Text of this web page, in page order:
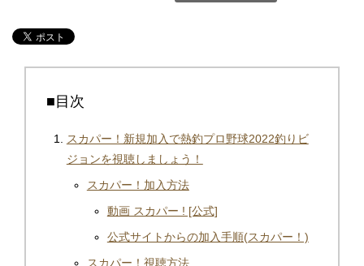
■目次
スカパー！新規加入で熱釣プロ野球2022釣りビ
ジョンを視聴しましょう！
スカパー！加入方法
動画 スカパー ! [公式]
公式サイトからの加入手順(スカパー！)
スカパー！視聴方法